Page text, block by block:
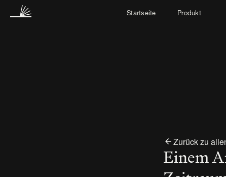
Zurück zu
Einem
Startseite Produkt